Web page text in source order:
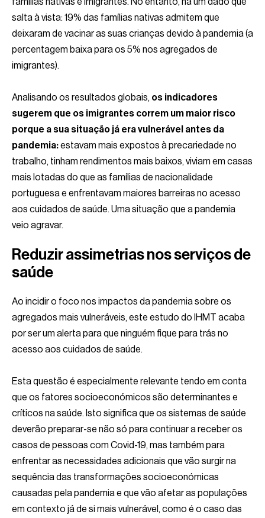
salta à vista: 19% das famílias nativas admitem que
deixaram de vacinar as suas crianças devido à pandemia (a
percentagem baixa para os 5% nos agregados de
imigrantes).
Analisando os resultados globais, os indicadores
sugerem que os imigrantes correm um maior risco
porque a sua situação já era vulnerável antes da
pandemia:estavam mais expostos à precariedade no
trabalho, tinham rendimentos mais baixos, viviam em casas
mais lotadas do que as famílias de nacionalidade
portuguesa e enfrentavam maiores barreiras no acesso
aos cuidados de saúde. Uma situação que a pandemia
veio agravar.
Reduzir assimetrias nos serviços de
saúde
Ao incidir o foco nos impactos da pandemia sobre os
agregados mais vulneráveis, este estudo do IHMT acaba
por ser um alerta para que ninguém fique para trás no
acesso aos cuidados de saúde.
Esta questão é especialmente relevante tendo em conta
que os fatores socioeconómicos são determinantes e
críticos na saúde. Isto significa que os sistemas de saúde
deverão preparar-se não só para continuar a receber os
casos de pessoas com Covid-19, mas também para
enfrentar as necessidades adicionais que vão surgir na
sequência das transformações socioeconómicas
causadas pela pandemia e que vão afetar as populações
em contexto já de si mais vulnerável, como é o caso das